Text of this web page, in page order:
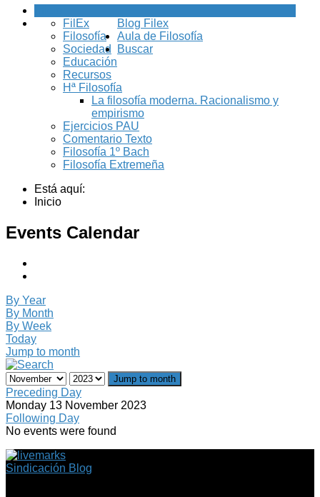
Blog Filex
FilEx
Filosofía
Sociedad
Educación
Recursos
Aula de Filosofía
Hª Filosofía
La filosofía moderna. Racionalismo y
empirismo
Ejercicios PAU
Comentario Texto
Filosofía 1º Bach
Filosofía Extremeña
Buscar
Está aquí:
Inicio
Events Calendar
By Year
By Month
By Week
Today
Jump to month
Jump to month
Preceding Day
Monday 13 November 2023
Following Day
No events were found
Sindicación Blog